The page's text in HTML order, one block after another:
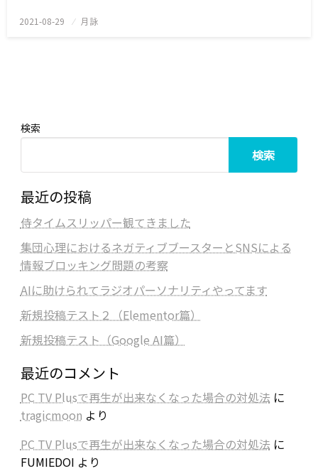
投
2021-08-29 月詠
検索
検索
最近の投稿
侍タイムスリッパー観てきました
集団心理におけるネガティブブースターとSNSによる
情報ブロッキング問題の考察
AIに助けられてラジオパーソナリティやってます
新規投稿テスト２（Elementor篇）
新規投稿テスト（Google AI篇）
最近のコメント
PC TV Plusで再生が出来なくなった場合の対処法 に
tragicmoon より
PC TV Plusで再生が出来なくなった場合の対処法 に
FUMIEDOI より